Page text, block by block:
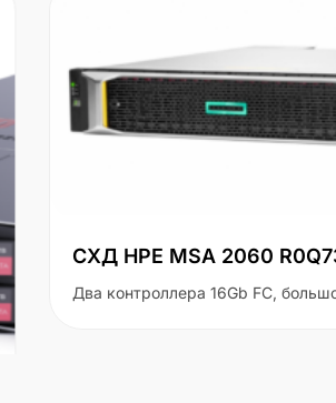
СХД HPE MSA 2060 R0Q73A -
Два контроллера 16Gb FC, большой